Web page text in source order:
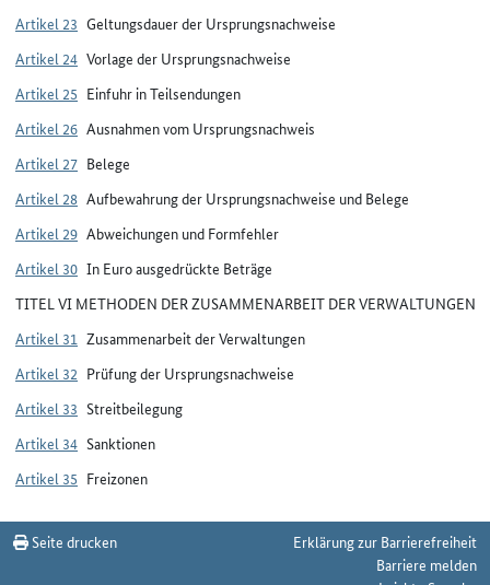
Artikel 23 Geltungsdauer der Ursprungsnachweise
Artikel 24 Vorlage der Ursprungsnachweise
Artikel 25 Einfuhr in Teilsendungen
Artikel 26 Ausnahmen vom Ursprungsnachweis
Artikel 27 Belege
Artikel 28 Aufbewahrung der Ursprungsnachweise und Belege
Artikel 29 Abweichungen und Formfehler
Artikel 30 In Euro ausgedrückte Beträge
TITEL VI METHODEN DER ZUSAMMENARBEIT DER VERWALTUNGEN
Artikel 31 Zusammenarbeit der Verwaltungen
Artikel 32 Prüfung der Ursprungsnachweise
Artikel 33 Streitbeilegung
Artikel 34 Sanktionen
Artikel 35 Freizonen
Seite drucken
Erklärung zur Barrierefreiheit
Barriere melden